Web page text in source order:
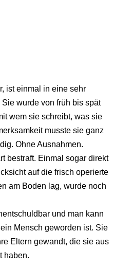
ist einmal in eine sehr
wurde von früh bis spät
wem sie schreibt, was sie
musste sie ganz
Ohne Ausnahmen.
bestraft. Einmal sogar direkt
auf die frisch operierte
am Boden lag, wurde noch
und man kann
Mensch geworden ist. Sie
Eltern gewandt, die sie aus
haben.